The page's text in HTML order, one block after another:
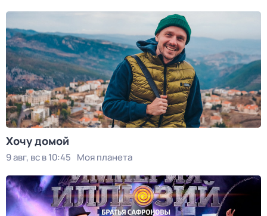
Хочу домой
9 авг, вс в 10:45 Моя планета